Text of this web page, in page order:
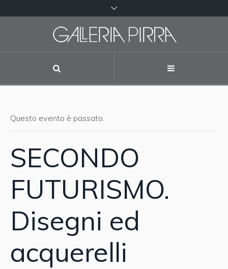
Questo evento è passato.
SECONDO
FUTURISMO.
Disegni ed
acquerelli